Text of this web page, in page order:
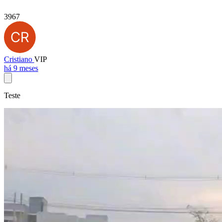
3967
Cristiano VIP
há 9 meses
Teste